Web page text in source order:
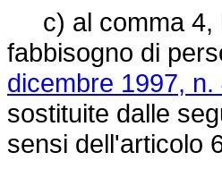
c) al comma 4,
fabbisogno di
dicembre 1997, n.
sostituite dalle
sensi dell'articolo